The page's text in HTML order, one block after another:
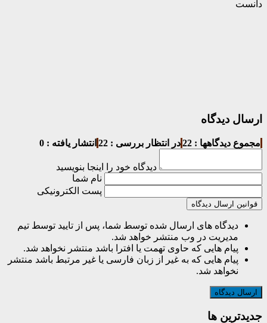
دانست
ارسال دیدگاه
مجموع دیدگاهها : 22 در انتظار بررسی : 22 انتشار یافته : 0
دیدگاه خود را اینجا بنویسید
نام شما
پست الکترونیکی
قوانین ارسال دیدگاه
دیدگاه های ارسال شده توسط شما، پس از تایید توسط تیم
مدیریت در وب منتشر خواهد شد.
پیام هایی که حاوی تهمت یا افترا باشد منتشر نخواهد شد.
پیام هایی که به غیر از زبان فارسی یا غیر مرتبط باشد منتشر
نخواهد شد.
جديدترين ها